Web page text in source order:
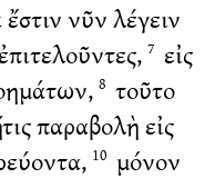
νῦν λέγειν
7 εἰς
8 τοῦτο
παραβολὴ εἰς
10 μόνον